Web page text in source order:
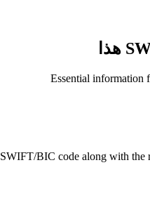
Essential information
BIC code along with the